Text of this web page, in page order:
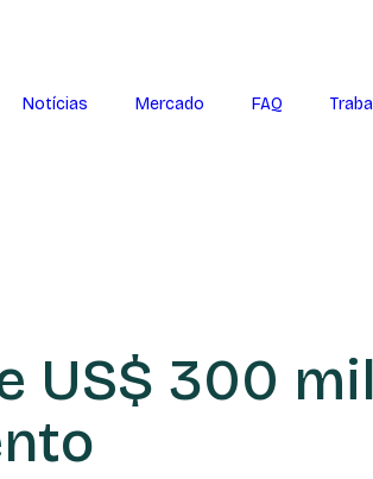
Notícias Mercado FAQ
US$ 300